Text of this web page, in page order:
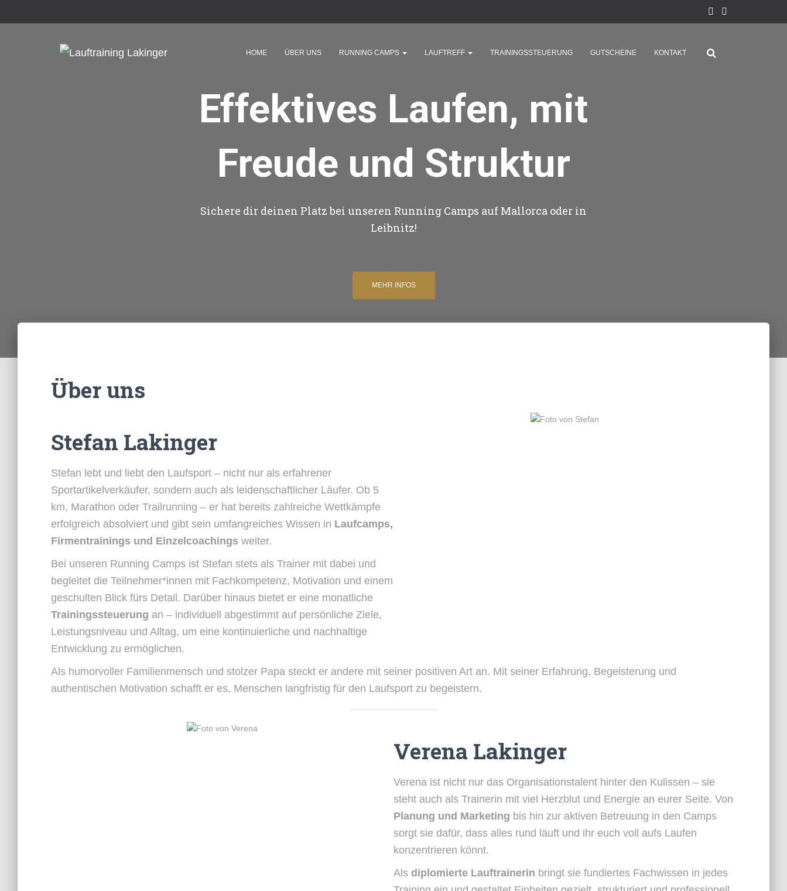
HOME ÜBER UNS RUNNING CAMPS LAUFTREFF TRAININGSSTEUERUNG GUTSCHEINE KONTAKT
Effektives Laufen, mit
Freude und Struktur
Sichere dir deinen Platz bei unseren Running Camps auf Mallorca oder in
Leibnitz!
MEHR INFOS
Über uns
Stefan Lakinger
Stefan lebt und liebt den Laufsport – nicht nur als erfahrener
Sportartikelverkäufer, sondern auch als leidenschaftlicher Läufer. Ob 5
km, Marathon oder Trailrunning – er hat bereits zahlreiche Wettkämpfe
erfolgreich absolviert und gibt sein umfangreiches Wissen in Laufcamps,
Firmentrainings und Einzelcoachings weiter.
Bei unseren Running Camps ist Stefan stets als Trainer mit dabei und
begleitet die Teilnehmer*innen mit Fachkompetenz, Motivation und einem
geschulten Blick fürs Detail. Darüber hinaus bietet er eine monatliche
Trainingssteuerung an – individuell abgestimmt auf persönliche Ziele,
Leistungsniveau und Alltag, um eine kontinuierliche und nachhaltige
Entwicklung zu ermöglichen.
Als humorvoller Familienmensch und stolzer Papa steckt er andere mit seiner positiven Art an. Mit seiner Erfahrung, Begeisterung und
authentischen Motivation schafft er es, Menschen langfristig für den Laufsport zu begeistern.
Verena Lakinger
Verena ist nicht nur das Organisationstalent hinter den Kulissen – sie
steht auch als Trainerin mit viel Herzblut und Energie an eurer Seite. Von
Planung und Marketing bis hin zur aktiven Betreuung in den Camps
sorgt sie dafür, dass alles rund läuft und ihr euch voll aufs Laufen
konzentrieren könnt.
Als diplomierte Lauftrainerin bringt sie fundiertes Fachwissen in jedes